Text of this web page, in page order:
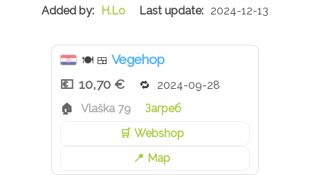
H.Lo 2024-12-13
🍽 🍱 Vegehop
10,70 €
2024-09-28
Vlaška 79
Загреб
Webshop
Map